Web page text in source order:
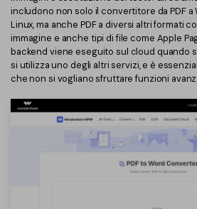
includono non solo il convertitore da PDF a
Linux, ma anche PDF a diversi altri formati
immagine e anche tipi di file come Apple
backend viene eseguito sul cloud quando
si utilizza uno degli altri servizi, e è
che non si vogliano sfruttare funzioni